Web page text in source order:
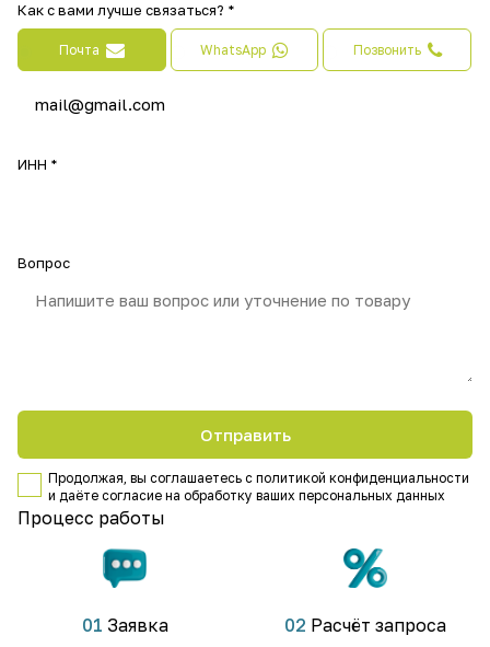
Как с вами лучше связаться? *
Почта WhatsApp Позвонить
ИНН *
Вопрос
Продолжая, вы соглашаетесь с политикой конфиденциальности
и даёте согласие на обработку ваших персональных данных
Процесс работы
01 Заявка 02 Расчёт запроса